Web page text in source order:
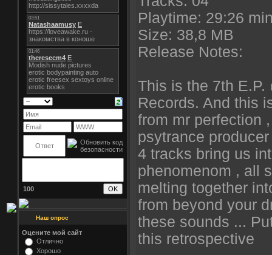
100
Наш опрос
Оцените мой сайт
Отлично
Хорошо
Playtime: 29:26
Size: 38,8 MB
Release Notes:
This is the 7th
Records. And this
from mr perfection
psytrance
4 tracks bring us
phenomenom , all
melting together
from beyond your
these sounds ...
this retrospective